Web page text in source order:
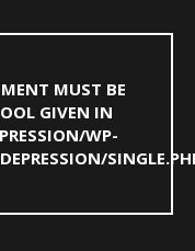
MUST BE
GIVEN IN
WP-